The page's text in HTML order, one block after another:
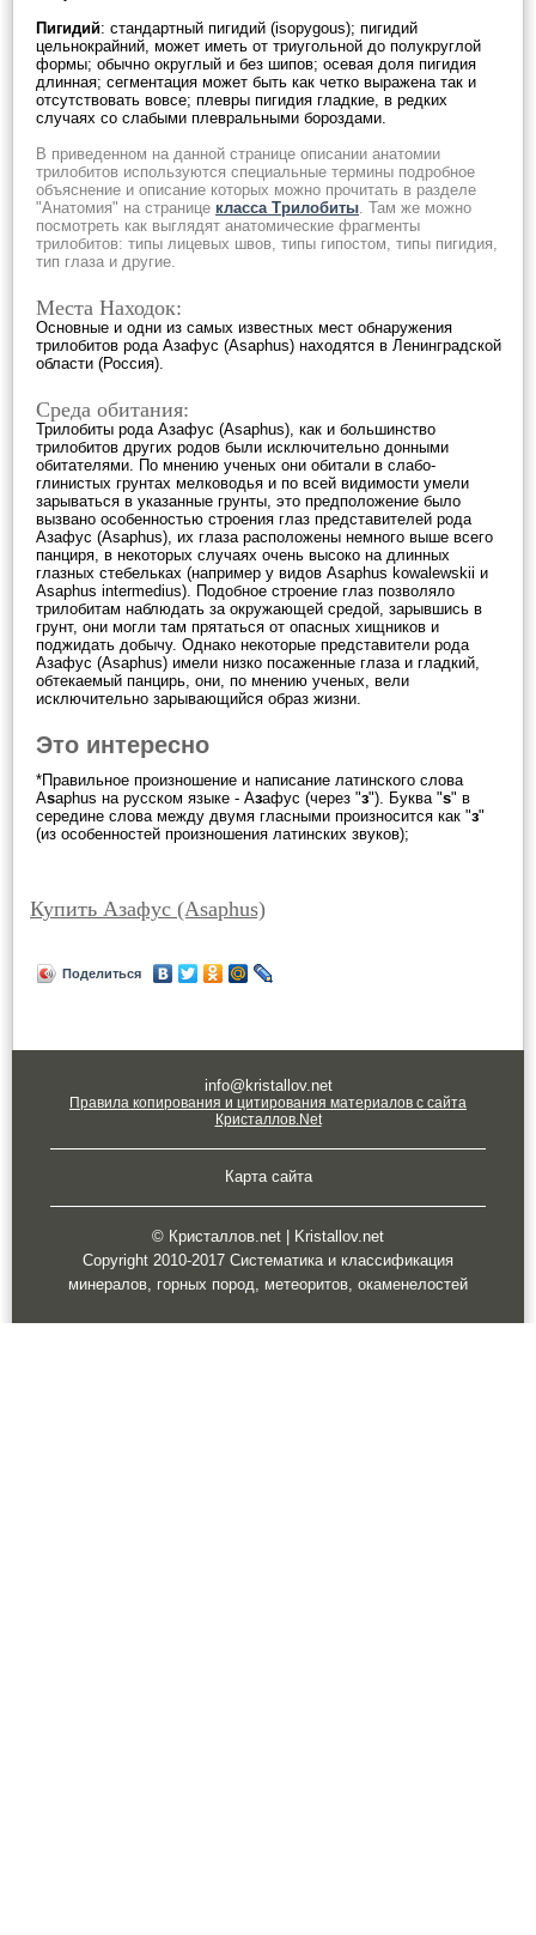
Пигидий: стандартный пигидий (isopygous); пигидий
цельнокрайний, может иметь от триугольной до полукруглой
формы; обычно округлый и без шипов; осевая доля пигидия
длинная; сегментация может быть как четко выражена так и
отсутствовать вовсе; плевры пигидия гладкие, в редких
случаях со слабыми плевральными бороздами.
В приведенном на данной странице описании анатомии
трилобитов используются специальные термины подробное
объяснение и описание которых можно прочитать в разделе
"Анатомия" на странице класса Трилобиты. Там же можно
посмотреть как выглядят анатомические фрагменты
трилобитов: типы лицевых швов, типы гипостом, типы пигидия,
тип глаза и другие.
Места Находок:
Основные и одни из самых известных мест обнаружения
трилобитов рода Азафус (Asaphus) находятся в Ленинградской
области (Россия).
Среда обитания:
Трилобиты рода Азафус (Asaphus), как и большинство
трилобитов других родов были исключительно донными
обитателями. По мнению ученых они обитали в слабо-
глинистых грунтах мелководья и по всей видимости умели
зарываться в указанные грунты, это предположение было
вызвано особенностью строения глаз представителей рода
Азафус (Asaphus), их глаза расположены немного выше всего
панциря, в некоторых случаях очень высоко на длинных
глазных стебельках (например у видов Asaphus kowalewskii и
Asaphus intermedius). Подобное строение глаз позволяло
трилобитам наблюдать за окружающей средой, зарывшись в
грунт, они могли там прятаться от опасных хищников и
поджидать добычу. Однако некоторые представители рода
Азафус (Asaphus) имели низко посаженные глаза и гладкий,
обтекаемый панцирь, они, по мнению ученых, вели
исключительно зарывающийся образ жизни.
Это интересно
*Правильное произношение и написание латинского слова
Asaphus на русском языке - Азафус (через "з"). Буква "s" в
середине слова между двумя гласными произносится как "з"
(из особенностей произношения латинских звуков);
Купить Азафус (Asaphus)
Поделиться
info@kristallov.net
Правила копирования и цитирования материалов с сайта
Кристаллов.Net
Карта сайта
© Кристаллов.net | Kristallov.net
Copyright 2010-2017 Систематика и классификация
минералов, горных пород, метеоритов, окаменелостей